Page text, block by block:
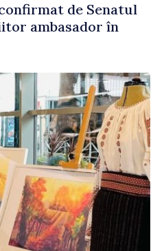
de Senatul
ambasador în